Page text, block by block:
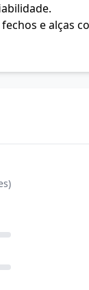
e alças